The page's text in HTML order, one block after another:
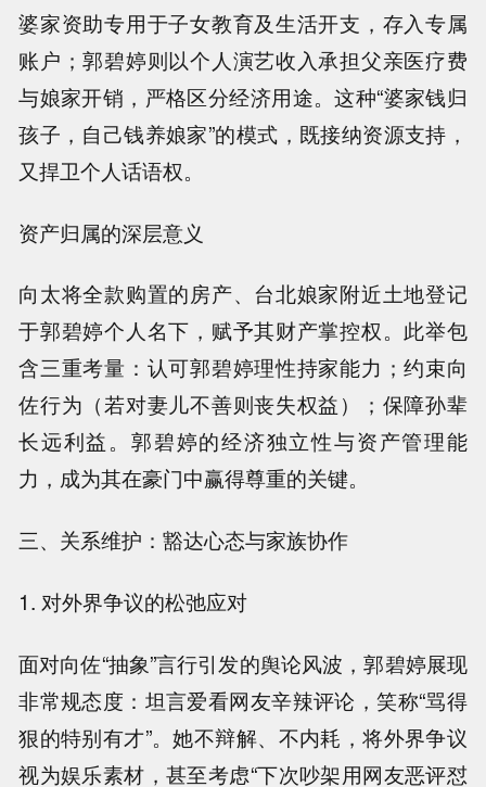
婆家资助专用于子女教育及生活开支，存入专属
账户；郭碧婷则以个人演艺收入承担父亲医疗费
与娘家开销，严格区分经济用途。这种“婆家钱归
孩子，自己钱养娘家”的模式，既接纳资源支持，
又捍卫个人话语权。
资产归属的深层意义
向太将全款购置的房产、台北娘家附近土地登记
于郭碧婷个人名下，赋予其财产掌控权。此举包
含三重考量：认可郭碧婷理性持家能力；约束向
佐行为（若对妻儿不善则丧失权益）；保障孙辈
长远利益。郭碧婷的经济独立性与资产管理能
力，成为其在豪门中赢得尊重的关键。
三、关系维护：豁达心态与家族协作
1. 对外界争议的松弛应对
面对向佐“抽象”言行引发的舆论风波，郭碧婷展现
非常规态度：坦言爱看网友辛辣评论，笑称“骂得
狠的特别有才”。她不辩解、不内耗，将外界争议
视为娱乐素材，甚至考虑“下次吵架用网友恶评怼